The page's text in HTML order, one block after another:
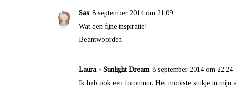
Sas 8 september 2014 om 21:09
Wat een fijne inspiratie!
Beantwoorden
Laura - Sunlight Dream 8 september 2014 om 22:24
Ik heb ook een fotomuur. Het mooiste stukje in mijn